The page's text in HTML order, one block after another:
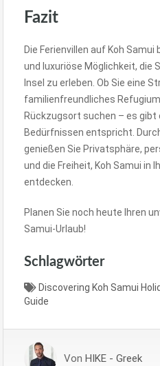
Fazit
Die Ferienvillen auf Koh
und luxuriöse Möglichkeit, die
Insel zu erleben. Ob Sie eine
familienfreundliches
Rückzugsort suchen – es gibt
Bedürfnissen entspricht.
genießen Sie Privatsphäre,
und die Freiheit, Koh Samui in
entdecken.
Planen Sie noch heute Ihren
Samui-Urlaub!
Schlagwörter
Discovering Koh Samui
Guide
Von HIKE - Greek